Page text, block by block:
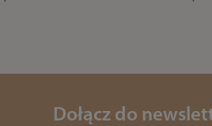
Dołącz do